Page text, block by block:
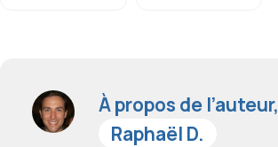
À propos de l’auteur,
Raphaël D.